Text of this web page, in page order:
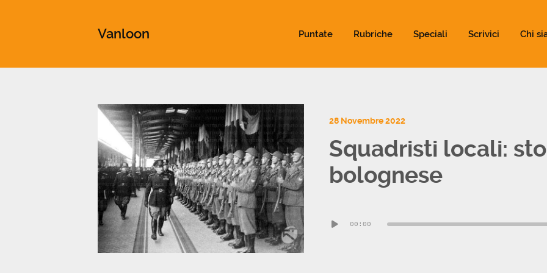
Vanloon Puntate Rubriche Speciali Scrivici Chi
28 Novembre 2022
Squadristi locali:
bolognese
Player00:00